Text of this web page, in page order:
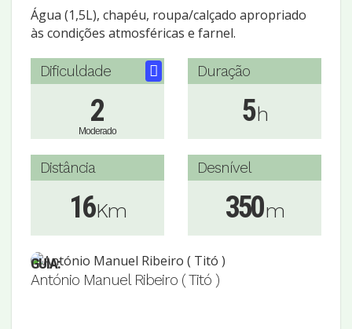
Água (1,5L), chapéu, roupa/calçado apropriado
às condições atmosféricas e farnel.
Dificuldade
2
Moderado
Duração
5h
Distância
16Km
Desnível
350m
GUIA:
António Manuel Ribeiro ( Titó )